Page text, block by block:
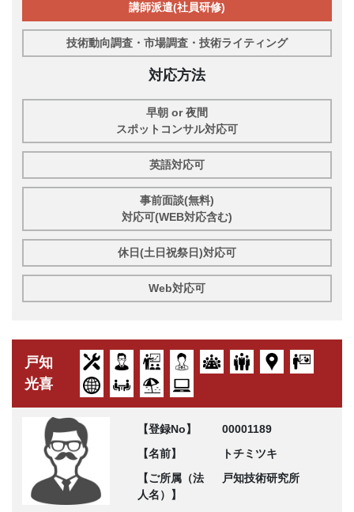
講師派遣(社員研修)
技術動向調査・市場調査・技術ライティング
対応方法
早朝 or 夜間
スポットコンサル対応可
英語対応可
事前面談(無料)
対応可(WEB対応含む)
休日(土日祝祭日)対応可
Web対応可
戸知
光喜
【登録No】
00001189
【名前】
トチミツキ
【ご所属（法
人名）】
戸知技術研究所